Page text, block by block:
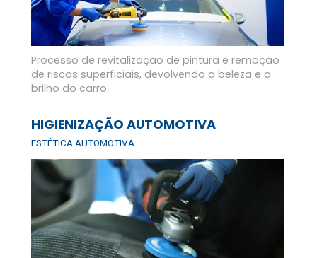
HIGIENIZAÇÃO AUTOMOTIVA
ESTÉTICA AUTOMOTIVA
Processo de revitalização de pintura e remoção
de riscos superficiais, devolvendo a beleza e o
brilho do carro.